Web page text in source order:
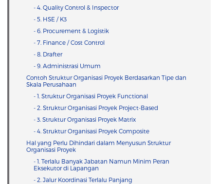
- 4. Quality Control & Inspector
- 5. HSE / K3
- 6. Procurement & Logistik
- 7. Finance / Cost Control
- 8. Drafter
- 9. Administrasi Umum
Contoh Struktur Organisasi Proyek Berdasarkan Tipe dan
Skala Perusahaan
- 1. Struktur Organisasi Proyek Functional
- 2. Struktur Organisasi Proyek Project-Based
- 3. Struktur Organisasi Proyek Matrix
- 4. Struktur Organisasi Proyek Composite
Hal yang Perlu Dihindari dalam Menyusun Struktur
Organisasi Proyek
- 1. Terlalu Banyak Jabatan Namun Minim Peran
Eksekutor di Lapangan
- 2. Jalur Koordinasi Terlalu Panjang